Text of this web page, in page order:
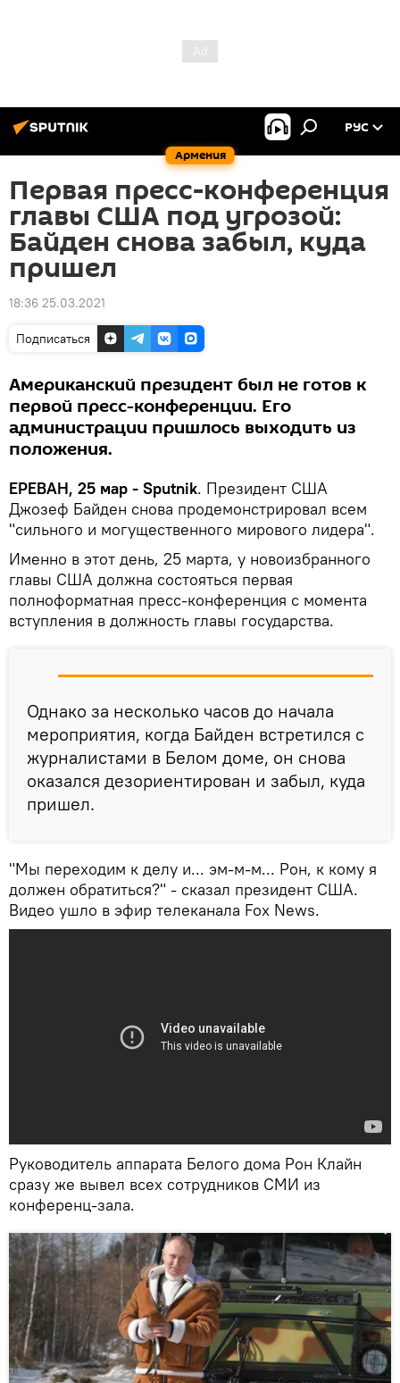
Армения
РУС
Первая пресс-конференция
главы США под угрозой:
Байден снова забыл, куда
пришел
18:36 25.03.2021
Подписаться
Американский президент был не готов к
первой пресс-конференции. Его
администрации пришлось выходить из
положения.
ЕРЕВАН, 25 мар - Sputnik. Президент США
Джозеф Байден снова продемонстрировал всем
"сильного и могущественного мирового лидера".
Именно в этот день, 25 марта, у новоизбранного
главы США должна состояться первая
полноформатная пресс-конференция с момента
вступления в должность главы государства.
Однако за несколько часов до начала
мероприятия, когда Байден встретился с
журналистами в Белом доме, он снова
оказался дезориентирован и забыл, куда
пришел.
"Мы переходим к делу и... эм-м-м... Рон, к кому я
должен обратиться?" - сказал президент США.
Видео ушло в эфир телеканала Fox News.
Руководитель аппарата Белого дома Рон Клайн
сразу же вывел всех сотрудников СМИ из
конференц-зала.